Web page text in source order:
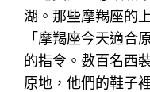
湖。那些摩羯座的
「摩羯座今天適合
的指令。數百名西
原地，他們的鞋子